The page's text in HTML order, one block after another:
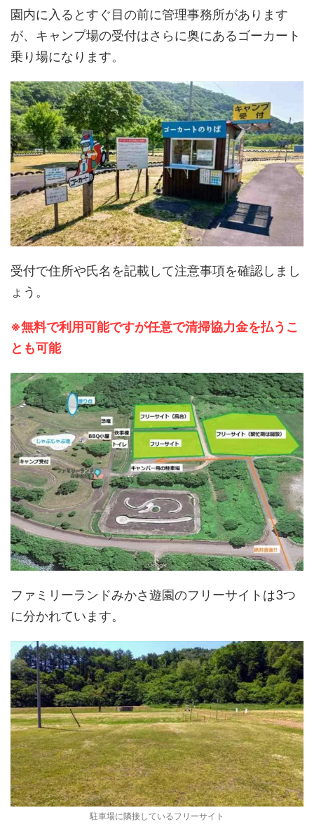
園内に入るとすぐ目の前に管理事務所があります
が、キャンプ場の受付はさらに奥にあるゴーカート
乗り場になります。
受付で住所や氏名を記載して注意事項を確認しまし
ょう。
※無料で利用可能ですが任意で清掃協力金を払うこ
とも可能
ファミリーランドみかさ遊園のフリーサイトは3つ
に分かれています。
駐車場に隣接しているフリーサイト